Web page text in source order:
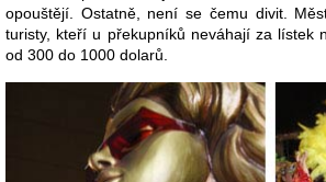
opouštějí. Ostatně, není se čemu divit.
turisty, kteří u překupníků neváhají za lístek
od 300 do 1000 dolarů.